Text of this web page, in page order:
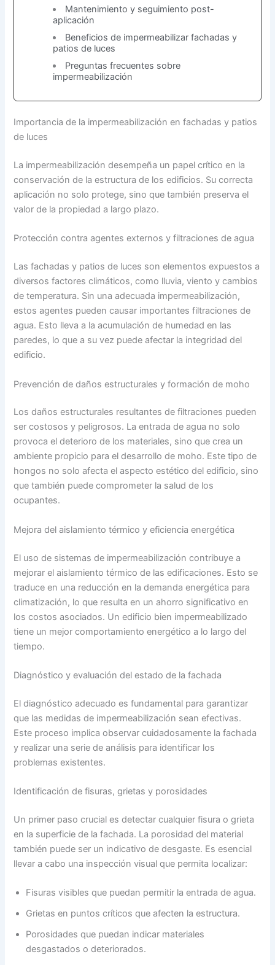
Mantenimiento y seguimiento post-
aplicación
Beneficios de impermeabilizar fachadas y
patios de luces
Preguntas frecuentes sobre
impermeabilización
Importancia de la impermeabilización en fachadas y patios
de luces
La impermeabilización desempeña un papel crítico en la
conservación de la estructura de los edificios. Su correcta
aplicación no solo protege, sino que también preserva el
valor de la propiedad a largo plazo.
Protección contra agentes externos y filtraciones de agua
Las fachadas y patios de luces son elementos expuestos a
diversos factores climáticos, como lluvia, viento y cambios
de temperatura. Sin una adecuada impermeabilización,
estos agentes pueden causar importantes filtraciones de
agua. Esto lleva a la acumulación de humedad en las
paredes, lo que a su vez puede afectar la integridad del
edificio.
Prevención de daños estructurales y formación de moho
Los daños estructurales resultantes de filtraciones pueden
ser costosos y peligrosos. La entrada de agua no solo
provoca el deterioro de los materiales, sino que crea un
ambiente propicio para el desarrollo de moho. Este tipo de
hongos no solo afecta el aspecto estético del edificio, sino
que también puede comprometer la salud de los
ocupantes.
Mejora del aislamiento térmico y eficiencia energética
El uso de sistemas de impermeabilización contribuye a
mejorar el aislamiento térmico de las edificaciones. Esto se
traduce en una reducción en la demanda energética para
climatización, lo que resulta en un ahorro significativo en
los costos asociados. Un edificio bien impermeabilizado
tiene un mejor comportamiento energético a lo largo del
tiempo.
Diagnóstico y evaluación del estado de la fachada
El diagnóstico adecuado es fundamental para garantizar
que las medidas de impermeabilización sean efectivas.
Este proceso implica observar cuidadosamente la fachada
y realizar una serie de análisis para identificar los
problemas existentes.
Identificación de fisuras, grietas y porosidades
Un primer paso crucial es detectar cualquier fisura o grieta
en la superficie de la fachada. La porosidad del material
también puede ser un indicativo de desgaste. Es esencial
llevar a cabo una inspección visual que permita localizar:
Fisuras visibles que puedan permitir la entrada de agua.
Grietas en puntos críticos que afecten la estructura.
Porosidades que puedan indicar materiales
desgastados o deteriorados.